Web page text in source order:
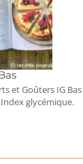
et Goûters IG
glycémique.